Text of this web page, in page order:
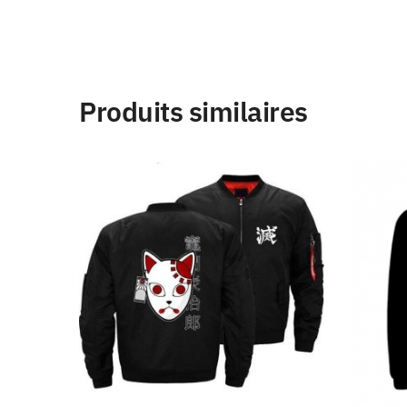
Produits similaires